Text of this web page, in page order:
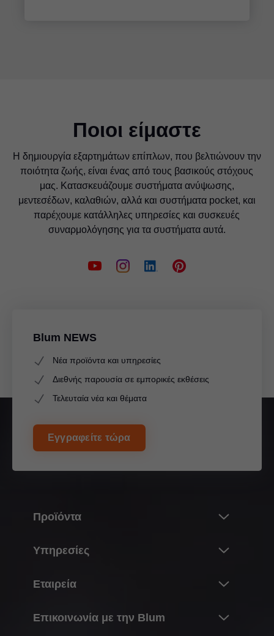
Ποιοι είμαστε
Η δημιουργία εξαρτημάτων επίπλων, που βελτιώνουν την
ποιότητα ζωής, είναι ένας από τους βασικούς στόχους
μας. Κατασκευάζουμε συστήματα ανύψωσης,
μεντεσέδων, καλαθιών, αλλά και συστήματα pocket, και
παρέχουμε κατάλληλες υπηρεσίες και συσκευές
συναρμολόγησης για τα συστήματα αυτά.
Blum NEWS
Νέα προϊόντα και υπηρεσίες
Διεθνής παρουσία σε εμπορικές εκθέσεις
Τελευταία νέα και θέματα
Εγγραφείτε τώρα
Προϊόντα
Συστήματα ανύψωσης
Συστήματα box
Υπηρεσίες
Εταιρεία
Επικοινωνία με την Blum